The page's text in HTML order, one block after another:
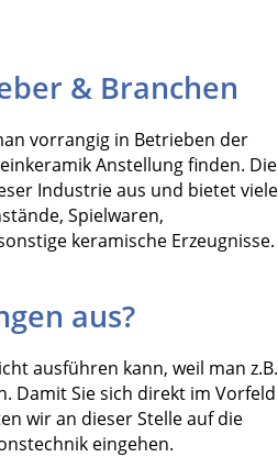
& Branchen
vorrangig in Betrieben der
Anstellung finden. Die
Industrie aus und bietet viele
Spielwaren,
keramische Erzeugnisse.
aus?
ausführen kann, weil man z.B.
Damit Sie sich direkt im Vorfeld
wir an dieser Stelle auf die
eingehen.
I❶I Schnell Geld verdienen: 20